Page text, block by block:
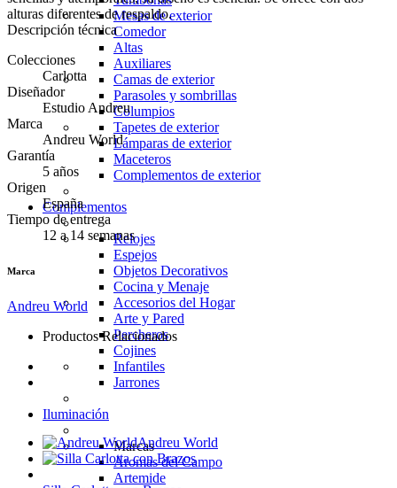
Mesas de exterior
Comedor
Altas
Auxiliares
Camas de exterior
Parasoles y sombrillas
Columpios
Tapetes de exterior
Lámparas de exterior
Maceteros
Complementos de exterior
Complementos
Relojes
Espejos
Objetos Decorativos
Cocina y Menaje
Accesorios del Hogar
Arte y Pared
Percheros
Cojines
Infantiles
Jarrones
Iluminación
Marcas
Aromas del Campo
Artemide
alturas diferentes de respaldo.
Descripción técnica
Colecciones
Carlotta
Diseñador
Estudio Andreu
Marca
Andreu World
Garantía
5 años
Origen
España
Tiempo de entrega
12 a 14 semanas
Marca
Andreu World
Productos Relacionados
Andreu World